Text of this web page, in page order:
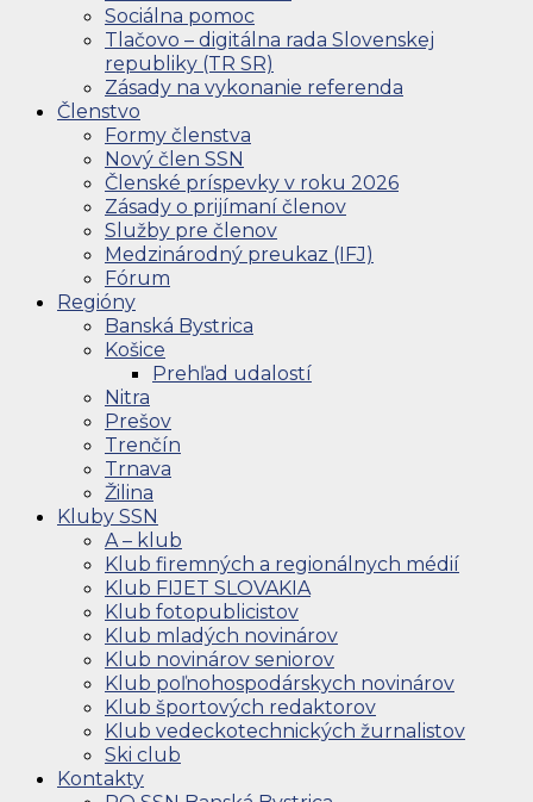
Sociálna pomoc
Tlačovo – digitálna rada Slovenskej
republiky (TR SR)
Zásady na vykonanie referenda
Členstvo
Formy členstva
Nový člen SSN
Členské príspevky v roku 2026
Zásady o prijímaní členov
Služby pre členov
Medzinárodný preukaz (IFJ)
Fórum
Regióny
Banská Bystrica
Košice
Prehľad udalostí
Nitra
Prešov
Trenčín
Trnava
Žilina
Kluby SSN
A – klub
Klub firemných a regionálnych médií
Klub FIJET SLOVAKIA
Klub fotopublicistov
Klub mladých novinárov
Klub novinárov seniorov
Klub poľnohospodárskych novinárov
Klub športových redaktorov
Klub vedeckotechnických žurnalistov
Ski club
Kontakty